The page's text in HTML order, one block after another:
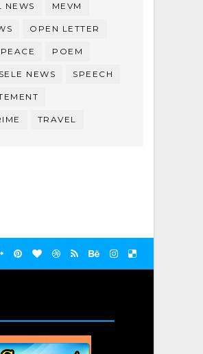
NEWS MEVM
OPEN LETTER
PEACE POEM
SELE NEWS SPEECH
TRAVEL